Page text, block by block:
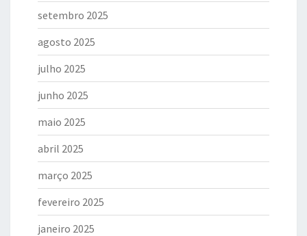
setembro 2025
agosto 2025
julho 2025
junho 2025
maio 2025
abril 2025
março 2025
fevereiro 2025
janeiro 2025